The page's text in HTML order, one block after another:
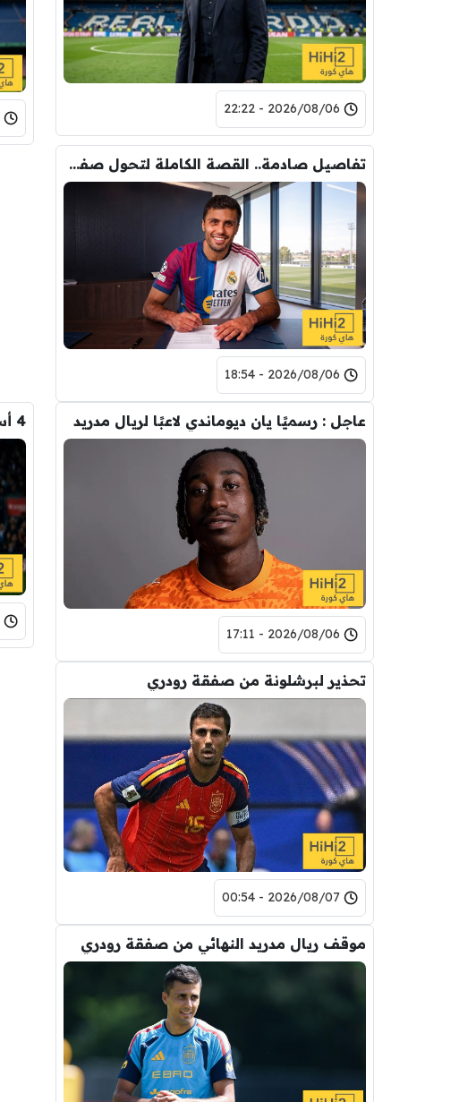
2026/08/06 - 22:22
تفاصيل صادمة.. القصة الكاملة لتحول صفقة رودري من ريال مدريد الى برشلونة
2026/08/06 - 18:54
عاجل : رسميًا يان ديوماندي لاعبًا لريال مدريد
2026/08/06 - 17:11
تحذير لبرشلونة من صفقة رودري
2026/08/07 - 00:54
موقف ريال مدريد النهائي من صفقة رودري